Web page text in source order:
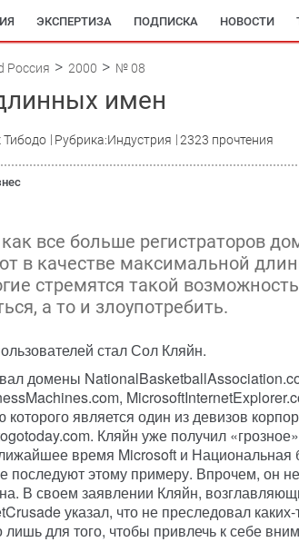
ЭКСПЕРТИЗА ПОДПИСКА НОВОСТИ
Россия 2000 № 08
имен
Тибодо Рубрика:Индустрия 2323 прочтения
все больше регистраторов
в качестве максимальной
стремятся такой
а то и злоупотребить.
стал Сол Кляйн.
домены
которого является один из девизов
Кляйн уже получил
время Microsoft и Национальная
последуют этому примеру. Впрочем, он
В своем заявлении Кляйн,
указал, что не преследовал
лишь для того, чтобы привлечь к себе